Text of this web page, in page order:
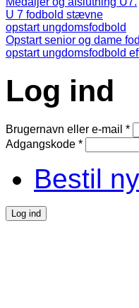
U 7 fodbold stævne
opstart ungdomsfodbold
Opstart senior og dame
opstart ungdomsfodbold
Log ind
Brugernavn eller e-mail *
Adgangskode *
Bestil